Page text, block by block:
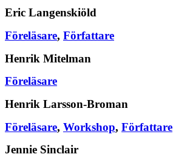
Eric Langenskiöld
Föreläsare, Författare
Henrik Mitelman
Föreläsare
Henrik Larsson-Broman
Föreläsare, Workshop, Författare
Jennie Sinclair